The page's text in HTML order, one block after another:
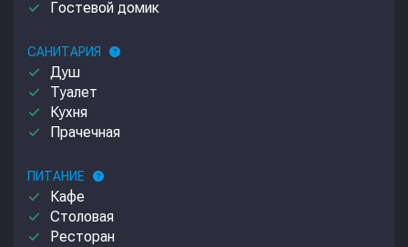
done Гостевой домик
САНИТАРИЯ help
done Душ
done Туалет
done Кухня
done Прачечная
ПИТАНИЕ help
done Кафе
done Столовая
done Ресторан